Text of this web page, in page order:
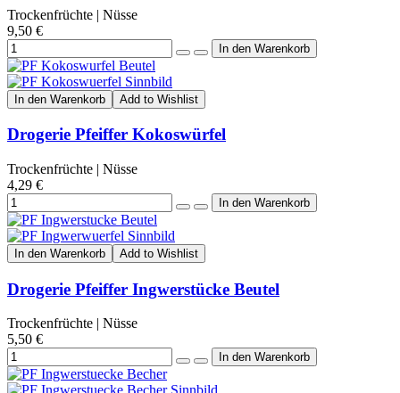
Trockenfrüchte | Nüsse
9,50 €
In den Warenkorb Add to Wishlist
Drogerie Pfeiffer Kokoswürfel
Trockenfrüchte | Nüsse
4,29 €
In den Warenkorb Add to Wishlist
Drogerie Pfeiffer Ingwerstücke Beutel
Trockenfrüchte | Nüsse
5,50 €